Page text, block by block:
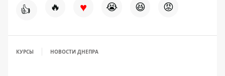
👍 🔥 ♥ 😭 😆 😡
КУРСЫ НОВОСТИ ДНЕПРА